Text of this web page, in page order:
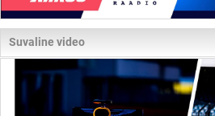
Suvaline video